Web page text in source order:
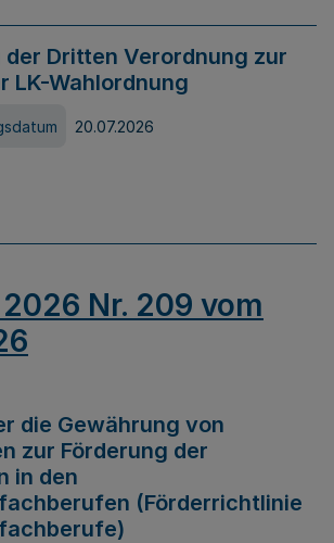
Dritten Verordnung zur
LK-Wahlordnung
20.07.2026
Nr. 209 vom
die Gewährung von
zur Förderung der
in den
(Förderrichtlinie